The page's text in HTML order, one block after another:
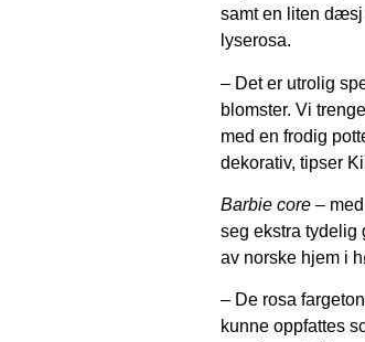
samt en liten dæsj
lyserosa.
– Det er utrolig
blomster. Vi
med en frodig
dekorativ, tipser
Barbie core –
seg ekstra tydelig
av norske hjem i
– De rosa
kunne oppfattes